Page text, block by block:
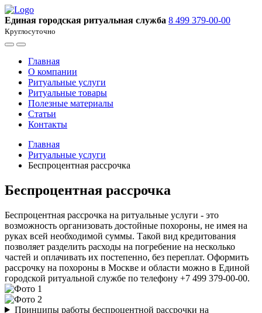
Единая городская ритуальная служба 8 499 379-00-00
Круглосуточно
Главная
О компании
Ритуальные услуги
Ритуальные товары
Полезные материалы
Статьи
Контакты
Главная
Ритуальные услуги
Беспроцентная рассрочка
Беспроцентная рассрочка
Беспроцентная рассрочка на ритуальные услуги - это
возможность организовать достойные похороны, не имея на
руках всей необходимой суммы. Такой вид кредитования
позволяет разделить расходы на погребение на несколько
частей и оплачивать их постепенно, без переплат. Оформить
рассрочку на похороны в Москве и области можно в Единой
городской ритуальной службе по телефону +7 499 379-00-00.
Принципы работы беспроцентной рассрочки на